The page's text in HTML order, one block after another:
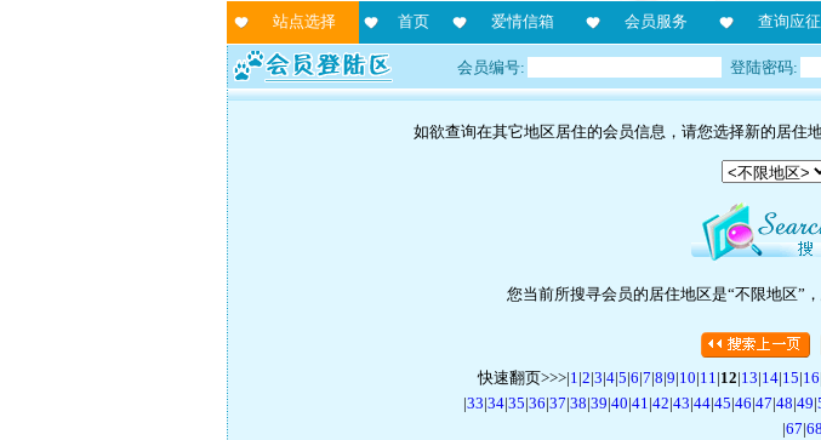
站点选择 首页 爱情信箱 会员服务 查询应征
会员编号: 登陆密码:
如欲查询在其它地区居住的会员信息，请您选择新的居住
您当前所搜寻会员的居住地区是“不限地区”
快速翻页>>>|1 |2|3|4|5|6|7|8|9|10|11 |12|13|14|15|16
|33|34|35|36|37|38|39|40|41 |42|43|44|45|46|47|48|49|
|67|68